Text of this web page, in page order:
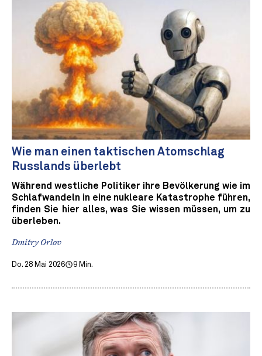
Wie man einen taktischen Atomschlag
Russlands überlebt
Während westliche Politiker ihre Bevölkerung wie im
Schlafwandeln in eine nukleare Katastrophe führen,
finden Sie hier alles, was Sie wissen müssen, um zu
überleben.
Dmitry Orlov
Do. 28 Mai 2026 9 Min.